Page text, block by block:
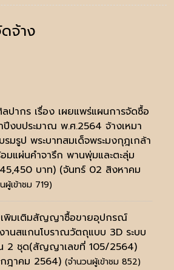
จ้าง
ปากร เรื่อง เผยแพร่แผนการจัดซื้อ
ปีงบประมาณ พ.ศ.2564 จ้างเหมา
มรูป พระบาทสมเด็จพระมงกุฎเกล้า
มแผ่นคำจารึก พานพุ่มและตะลุ่ม
บาท) (จันทร์ 02 สิงหาคม
ผู้เข้าชม 719)
พิมเติมสัญญาซื้อขายอุปกรณ์
านสแกนโบราณวัตถุแบบ 3D ระบบ
2 ชุด(สัญญาเลขที่ 105/2564)
ฎาคม 2564) (จำนวนผู้เข้าชม 852)